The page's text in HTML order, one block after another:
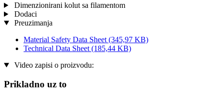
Dimenzionirani kolut sa filamentom
Dodaci
Preuzimanja
Material Safety Data Sheet (345,97 KB)
Technical Data Sheet (185,44 KB)
Video zapisi o proizvodu:
Prikladno uz to